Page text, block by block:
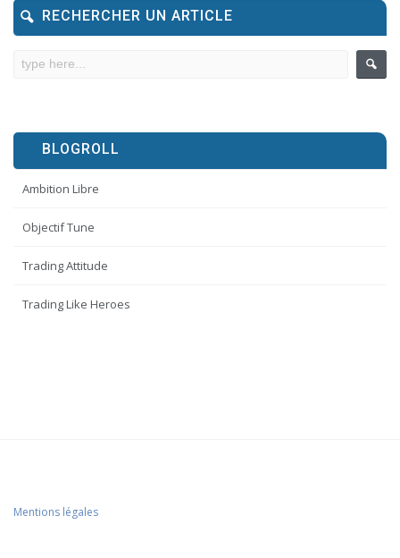
RECHERCHER UN ARTICLE
BLOGROLL
Ambition Libre
Objectif Tune
Trading Attitude
Trading Like Heroes
Mentions légales